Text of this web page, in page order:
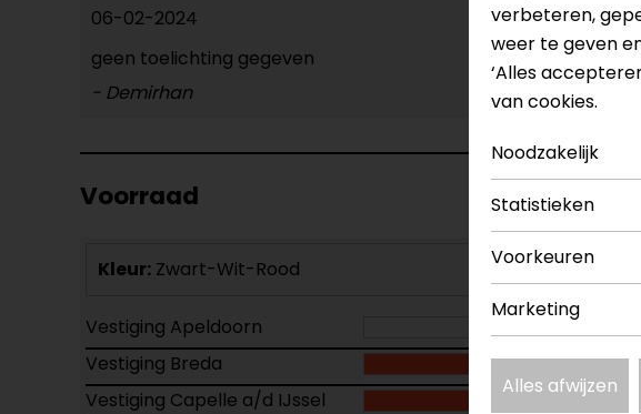
06-02-2024
geen toelichting gegeven
- Demirhan
Voorraad
Kleur: Zwart-Wit-Rood
Vestiging Apeldoorn
Vestiging Breda
Vestiging Capelle a/d IJssel
verbeteren,
weer te geven
‘Alles
van cookies.
Noodzakelijk
Statistieken
Voorkeuren
Marketing
Alles afwijzen